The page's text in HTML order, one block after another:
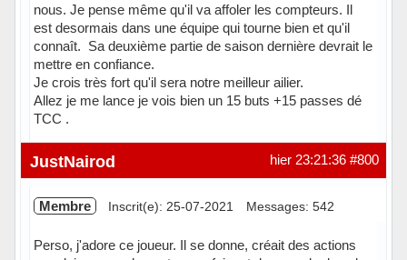
nous. Je pense même qu'il va affoler les compteurs. Il
est desormais dans une équipe qui tourne bien et qu'il
connaît. Sa deuxième partie de saison dernière devrait le
mettre en confiance.
Je crois très fort qu'il sera notre meilleur ailier.
Allez je me lance je vois bien un 15 buts +15 passes dé
TCC .
Hors ligne #800
hier 23:21:36
JustNairod
Membre Inscrit(e): 25-07-2021 Messages: 542
Perso, j'adore ce joueur. Il se donne, créait des actions